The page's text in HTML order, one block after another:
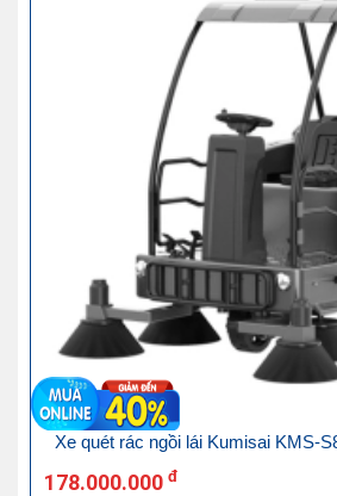
Xe quét rác ngồi lái Kumisai KMS-
178.000.000 đ